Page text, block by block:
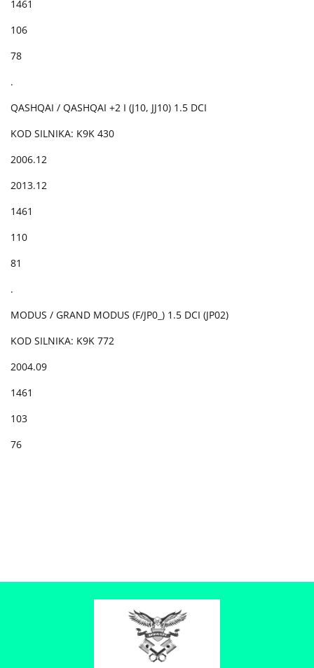
1461
106
78
.
QASHQAI / QASHQAI +2 I (J10, JJ10) 1.5 DCI
KOD SILNIKA: K9K 430
2006.12
2013.12
1461
110
81
.
MODUS / GRAND MODUS (F/JP0_) 1.5 DCI (JP02)
KOD SILNIKA: K9K 772
2004.09
1461
103
76